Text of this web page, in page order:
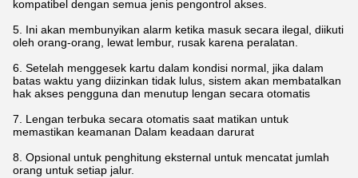
kompatibel dengan semua jenis pengontrol akses.
5. Ini akan membunyikan alarm ketika masuk secara ilegal, diikuti
oleh orang-orang, lewat lembur, rusak karena peralatan.
6. Setelah menggesek kartu dalam kondisi normal, jika dalam
batas waktu yang diizinkan tidak lulus, sistem akan membatalkan
hak akses pengguna dan menutup lengan secara otomatis
7. Lengan terbuka secara otomatis saat matikan untuk
memastikan keamanan Dalam keadaan darurat
8. Opsional untuk penghitung eksternal untuk mencatat jumlah
orang untuk setiap jalur.